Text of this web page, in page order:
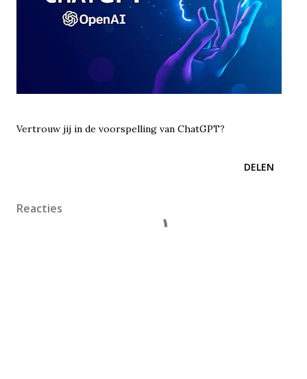
Vertrouw jij in de voorspelling van ChatGPT?
DELEN
Reacties